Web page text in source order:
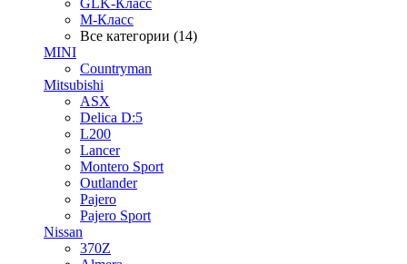
GLK-Класс
M-Класс
Все категории (14)
MINI
Countryman
Mitsubishi
ASX
Delica D:5
L200
Lancer
Montero Sport
Outlander
Pajero
Pajero Sport
Nissan
370Z